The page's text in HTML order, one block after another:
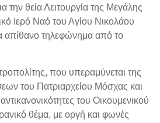
την θεία Λειτουργία της Μεγάλης
Ιερό Ναό του Αγίου Νικολάου
απίθανο τηλεφώνημα από το
που υπεραμύνεται της
του Πατριαρχείου Μόσχας και
του Οικουμενικού
θέμα, με οργή και φωνές